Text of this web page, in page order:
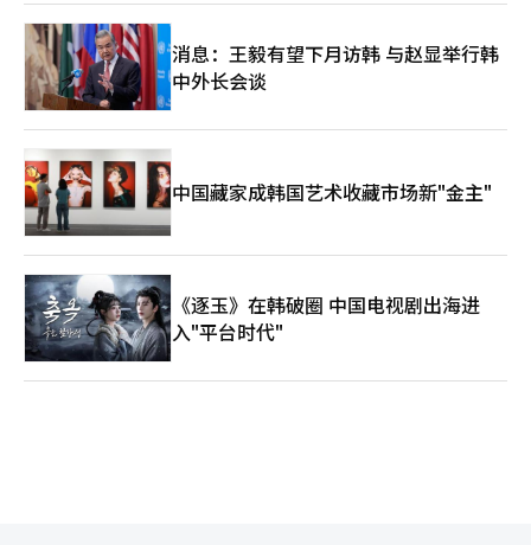
消息：王毅有望下月访韩 与赵显举行韩
中外长会谈
中国藏家成韩国艺术收藏市场新"金主"
《逐玉》在韩破圈 中国电视剧出海进
入"平台时代"